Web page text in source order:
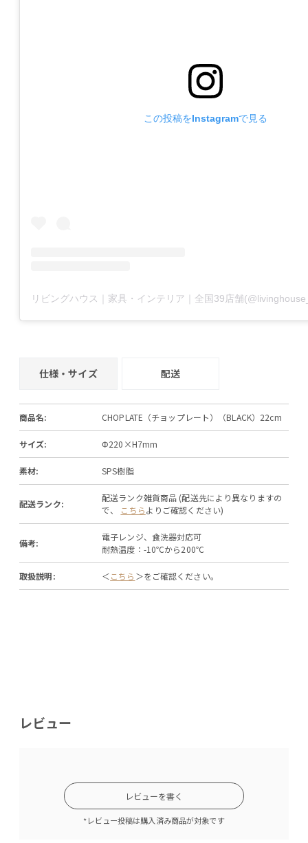
この投稿をInstagramで見る
仕様・サイズ 配送
商品名: CHOPLATE（チョップレート）（BLACK）22cm
サイズ: Φ220×H7mm
素材: SPS樹脂
配送ランク:
配送ランク雑貨商品 (配送先により異なりますの
で、 こちらよりご確認ください)
備考:
電子レンジ、食洗器対応可
耐熱温度：-10℃から200℃
取扱説明: ＜こちら ＞をご確認ください。
レビュー
レビューを書く
*レビュー投稿は購入済み商品が対象です